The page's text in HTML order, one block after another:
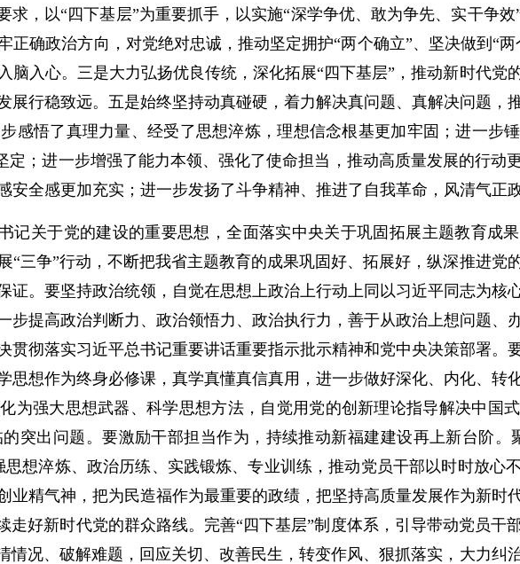
求，以“四下基层”为重要抓手，以实施“深学争优、敢为争先、实干争
正确政治方向，对党绝对忠诚，推动坚定拥护“两个确立”、坚决做到“
脑入心。三是大力弘扬优良传统，深化拓展“四下基层”，推动新时代党
行稳致远。五是始终坚持动真碰硬，着力解决真问题、真解决问题，
感悟了真理力量、经受了思想淬炼，理想信念根基更加牢固；进一步
定；进一步增强了能力本领、强化了使命担当，推动高质量发展的行动
全感更加充实；进一步发扬了斗争精神、推进了自我革命，风清气正
记关于党的建设的重要思想，全面落实中央关于巩固拓展主题教育成
“三争”行动，不断把我省主题教育的成果巩固好、拓展好，纵深推进党
证。要坚持政治统领，自觉在思想上政治上行动上同以习近平同志为核
步提高政治判断力、政治领悟力、政治执行力，善于从政治上想问题、
贯彻落实习近平总书记重要讲话重要指示批示精神和党中央决策部署。
想作为终身必修课，真学真懂真信真用，进一步做好深化、内化、转
为强大思想武器、科学思想方法，自觉用党的创新理论指导解决中国
突出问题。要激励干部担当作为，持续推动新福建建设再上新台阶。
想淬炼、政治历练、实践锻炼、专业训练，推动党员干部以时时放心
业精气神，把为民造福作为最重要的政绩，把坚持高质量发展作为新时
走好新时代党的群众路线。完善“四下基层”制度体系，引导带动党员干
情况、破解难题，回应关切、改善民生，转变作风、狠抓落实，大力纠